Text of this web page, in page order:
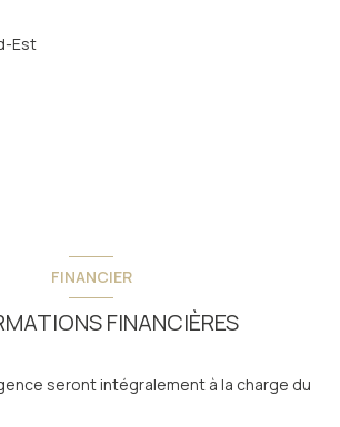
Est
FINANCIER
FINANCIÈRES
seront intégralement à la charge du